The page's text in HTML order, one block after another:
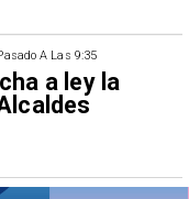
A Las 9:35
a ley la